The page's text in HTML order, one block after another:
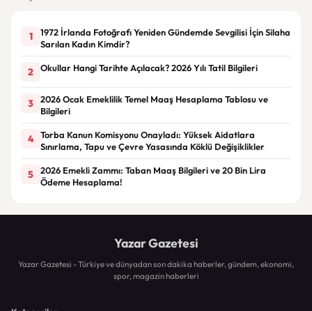
1
1972 İrlanda Fotoğrafı Yeniden Gündemde Sevgilisi İçin Silaha
Sarılan Kadın Kimdir?
2 Okullar Hangi Tarihte Açılacak? 2026 Yılı Tatil Bilgileri
3
2026 Ocak Emeklilik Temel Maaş Hesaplama Tablosu ve
Bilgileri
4
Torba Kanun Komisyonu Onayladı: Yüksek Aidatlara
Sınırlama, Tapu ve Çevre Yasasında Köklü Değişiklikler
5
2026 Emekli Zammı: Taban Maaş Bilgileri ve 20 Bin Lira
Ödeme Hesaplama!
Yazar Gazetesi
Yazar Gazetesi - Türkiye ve dünyadan son dakika haberler, gündem, ekonomi,
spor, magazin haberleri